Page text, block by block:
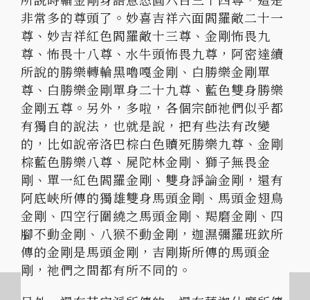
非常多的尊頭了。妙喜吉祥六面閻羅敵二十一
尊、 妙吉祥紅色閻羅敵十三尊、金剛怖畏九
尊、怖畏十八尊、 水牛頭怖畏九尊，阿密達續
所說的勝樂轉輪黑嚕嘎金剛、 白勝樂金剛單
尊、白勝樂金剛單身二十九尊、 藍色雙身勝樂
金剛五尊。另外，多啦， 各個宗師祂們似乎都
有獨自的說法，也就是說，把有些法有改變
的， 比如說帝洛巴棕白色贖死勝樂九尊、金剛
棕藍色勝樂八尊、 屍陀林金剛、獅子無畏金
剛、單一紅色閻羅金剛、雙身諍論金剛， 還有
阿底峽所傳的獨雄雙身馬頭金剛、馬頭金翅鳥
金剛、 四空行圍繞之馬頭金剛、羯磨金剛、四
腳不動金剛、八猴不動金剛， 迦濕彌羅班欽所
傳的金剛是馬頭金剛，吉剛斯所傳的馬頭金
剛， 祂們之間都有所不同的。